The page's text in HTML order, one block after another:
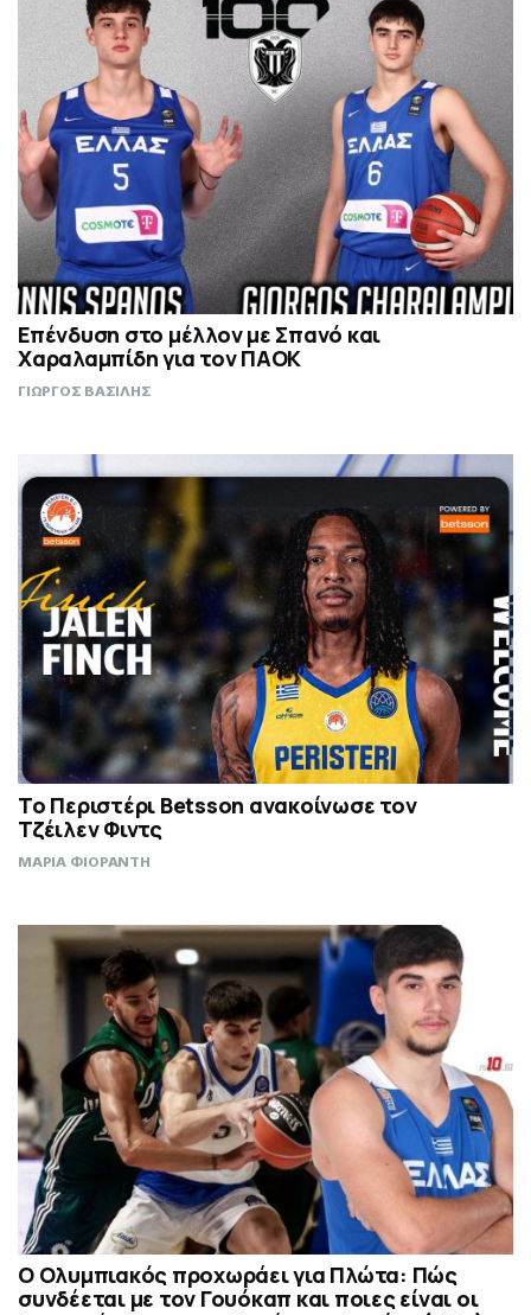
Επένδυση στο μέλλον με Σπανό και
Χαραλαμπίδη για τον ΠΑΟΚ
ΓΙΩΡΓΟΣ ΒΑΣΙΛΗΣ
Το Περιστέρι Betsson ανακοίνωσε τον
Τζέιλεν Φιντς
ΜΑΡΙΑ ΦΙΟΡΑΝΤΗ
Ο Ολυμπιακός προχωράει για Πλώτα: Πώς
συνδέεται με τον Γουόκαπ και ποιες είναι οι